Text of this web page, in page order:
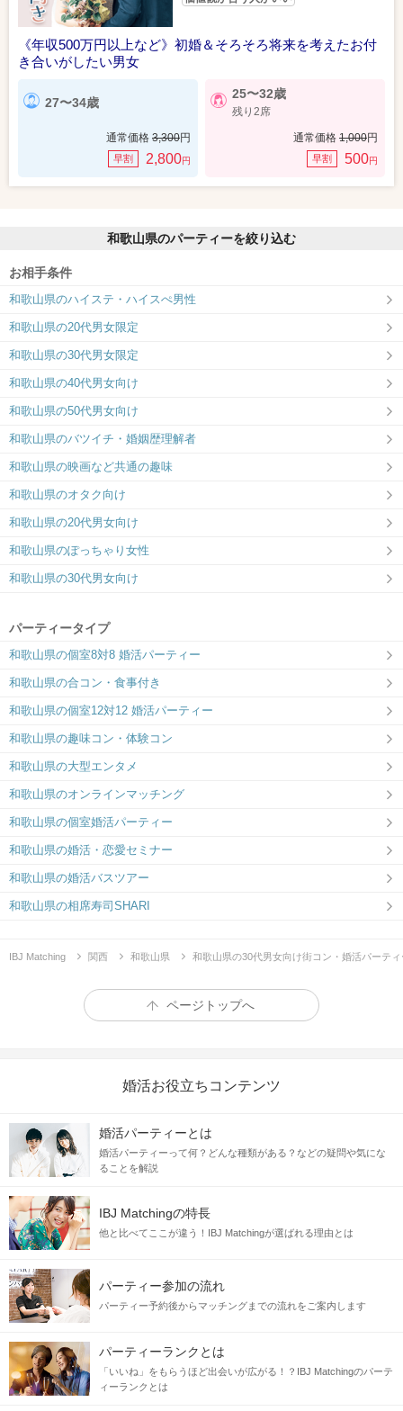
《年収500万円以上など》初婚＆そろそろ将来を考えたお付
き合いがしたい男女
27〜34歳
通常価格 3,300円
早割 2,800円
25〜32歳
残り2席
通常価格 1,000円
早割 500円
和歌山県のパーティーを絞り込む
お相手条件
和歌山県のハイステ・ハイスぺ男性
和歌山県の20代男女限定
和歌山県の30代男女限定
和歌山県の40代男女向け
和歌山県の50代男女向け
和歌山県のバツイチ・婚姻歴理解者
和歌山県の映画など共通の趣味
和歌山県のオタク向け
和歌山県の20代男女向け
和歌山県のぽっちゃり女性
和歌山県の30代男女向け
パーティータイプ
和歌山県の個室8対8 婚活パーティー
和歌山県の合コン・食事付き
和歌山県の個室12対12 婚活パーティー
和歌山県の趣味コン・体験コン
和歌山県の大型エンタメ
和歌山県のオンラインマッチング
和歌山県の個室婚活パーティー
和歌山県の婚活・恋愛セミナー
和歌山県の婚活バスツアー
和歌山県の相席寿司SHARI
IBJ Matching 関西 和歌山県 和歌山県の30代男女向け街コン・婚活パーティ
ページトップへ
婚活お役立ちコンテンツ
婚活パーティーとは
婚活パーティーって何？どんな種類がある？などの疑問や気にな
ることを解説
IBJ Matchingの特長
他と比べてここが違う！IBJ Matchingが選ばれる理由とは
パーティー参加の流れ
パーティー予約後からマッチングまでの流れをご案内します
パーティーランクとは
「いいね」をもらうほど出会いが広がる！？IBJ Matchingのパーテ
ィーランクとは